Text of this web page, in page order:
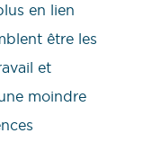
en lien
être les
et
moindre